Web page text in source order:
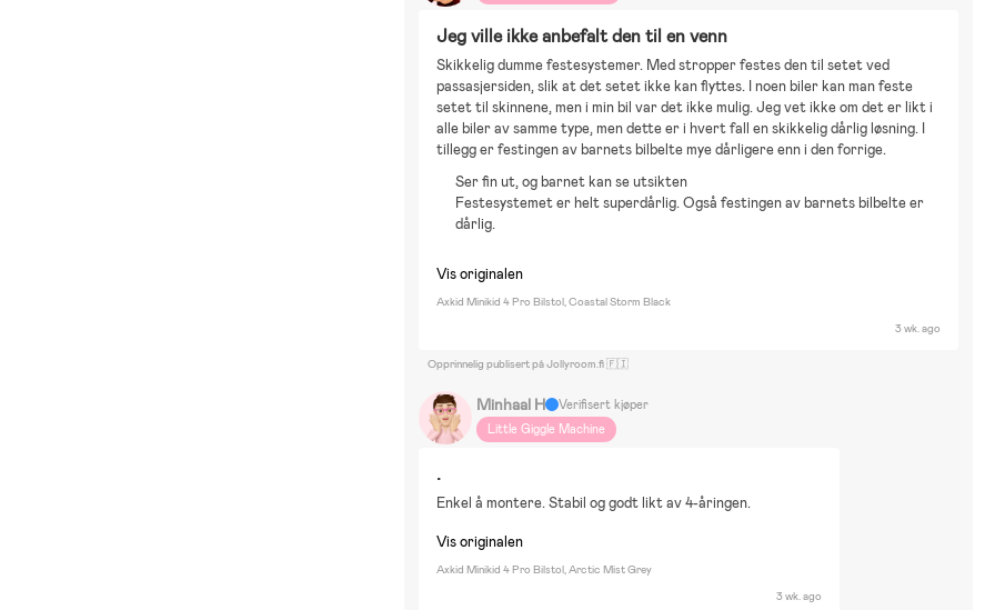
Jeg ville ikke anbefalt den til en venn
Skikkelig dumme festesystemer. Med stropper festes den til setet ved
passasjersiden, slik at det setet ikke kan flyttes. I noen biler kan man feste
setet til skinnene, men i min bil var det ikke mulig. Jeg vet ikke om det er likt i
alle biler av samme type, men dette er i hvert fall en skikkelig dårlig løsning. I
tillegg er festingen av barnets bilbelte mye dårligere enn i den forrige.
Ser fin ut, og barnet kan se utsikten
Festesystemet er helt superdårlig. Også festingen av barnets bilbelte er
dårlig.
Vis originalen
Axkid Minikid 4 Pro Bilstol, Coastal Storm Black
3 wk. ago
Opprinnelig publisert på Jollyroom.fi 🇫🇮
Minhaal H
Verifisert kjøper
Little Giggle Machine
.
Enkel å montere. Stabil og godt likt av 4-åringen.
Vis originalen
Axkid Minikid 4 Pro Bilstol, Arctic Mist Grey
3 wk. ago